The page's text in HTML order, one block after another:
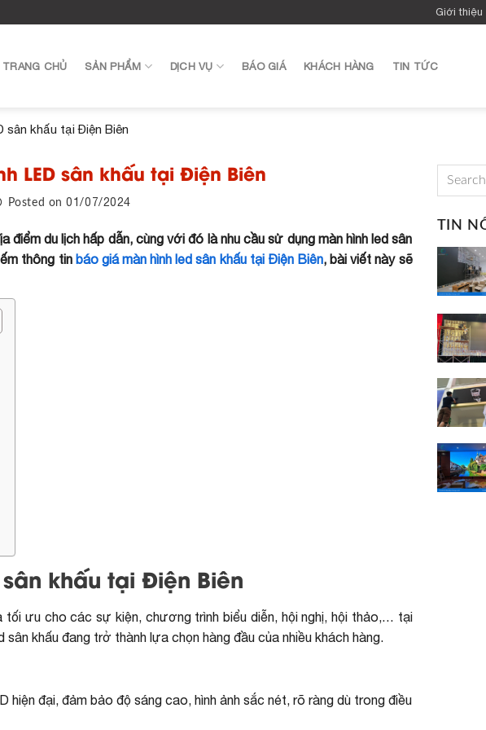
Giới thiệu
TRANG CHỦ SẢN PHẨM DỊCH VỤ BÁO GIÁ KHÁCH HÀNG TIN TỨC
sân khấu tại Điện Biên
LED sân khấu tại Điện Biên
Posted on01/07/2024
du lịch hấp dẫn, cùng với đó là nhu cầu sử dụng màn hình led sân
thông tin báo giá màn hình led sân khấu tại Điện Biên, bài viết này sẽ
khấu tại Điện Biên
tối ưu cho các sự kiện, chương trình biểu diễn, hội nghị, hội thảo,… tại
khấu đang trở thành lựa chọn hàng đầu của nhiều khách hàng.
hiện đại, đảm bảo độ sáng cao, hình ảnh sắc nét, rõ ràng dù trong điều
TIN